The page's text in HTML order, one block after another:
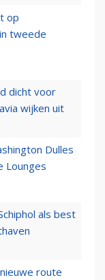
op
tweede
dicht voor
wijken uit
Dulles
Lounges
als best
route